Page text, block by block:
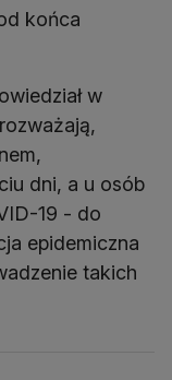
końca
w
dni, a u osób
19 - do
epidemiczna
takich